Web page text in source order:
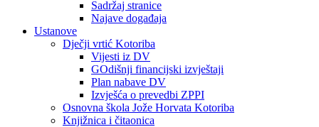
Sadržaj stranice
Najave događaja
Ustanove
Dječji vrtić Kotoriba
Vijesti iz DV
GOdišnji financijski izvještaji
Plan nabave DV
Izvješća o prevedbi ZPPI
Osnovna škola Jože Horvata Kotoriba
Knjižnica i čitaonica